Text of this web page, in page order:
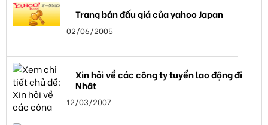
Trang bán đấu giá của yahoo Japan
02/06/2005
Xin hỏi về các công ty tuyển lao động đi
Nhật
12/03/2007